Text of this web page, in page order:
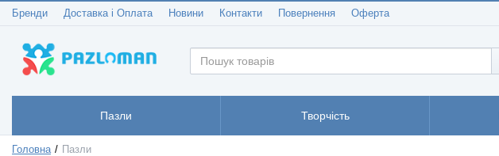
Бренди Доставка і Оплата Новини Контакти Повернення Оферта
Пазли Творчість
Головна Пазли